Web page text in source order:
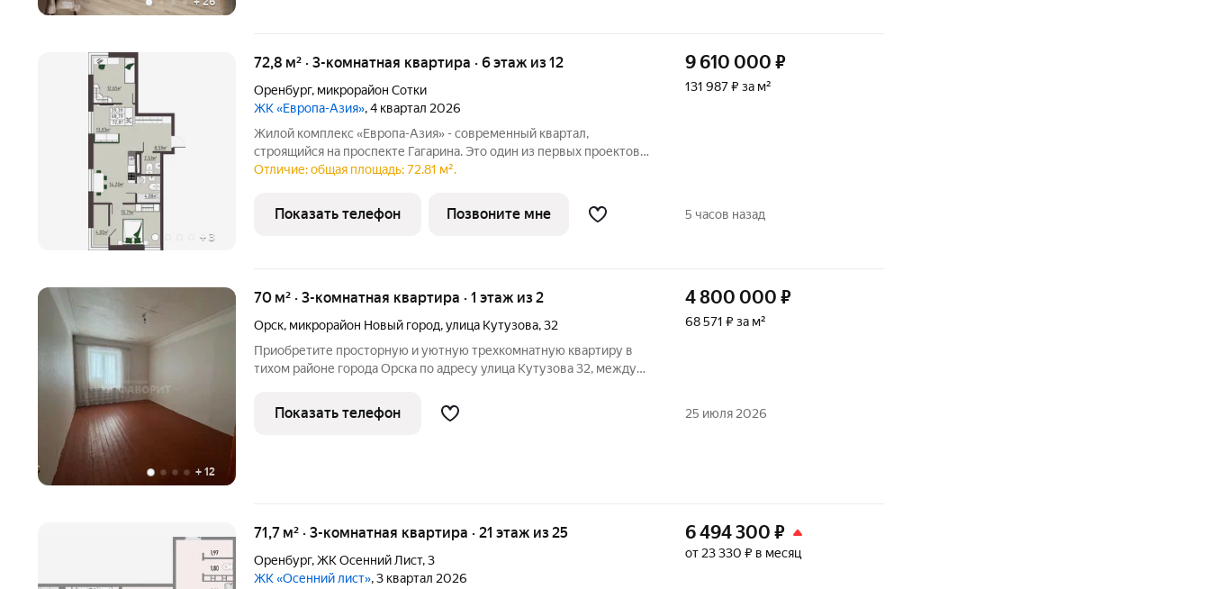
+ 3
72,8 м² · 3-комнатная квартира · 6 этаж из 12
Оренбург, микрорайон Сотки
ЖК «Европа-Азия», 4 квартал 2026
Жилой комплекс «Европа-Азия» - современный квартал,
строящийся на проспекте Гагарина. Это один из первых проектов
Оренбургской области включающий принципиально новый
комплексного развития
9 610 000 ₽
131 987 ₽ за м²
Отличие: общая площадь: 72.81 м².
Показать телефон Позвоните мне 5 часов назад
+ 12
70 м² · 3-комнатная квартира · 1 этаж из 2
Орск, микрорайон Новый город,улица Кутузова,32
Приобретите просторную и уютную трехкомнатную квартиру в
тихом районе города Орска по адресу улица Кутузова 32, между
составляет 70 квадратных метров, что обеспечивает комфортное
пространство для
4 800 000 ₽
68 571 ₽ за м²
Показать телефон 25 июля 2026
71,7 м² · 3-комнатная квартира · 21 этаж из 25
Оренбург,ЖК Осенний Лист,3
ЖК «Осенний лист», 3 квартал 2026
6 494 300 ₽
от 23 330 ₽ в месяц